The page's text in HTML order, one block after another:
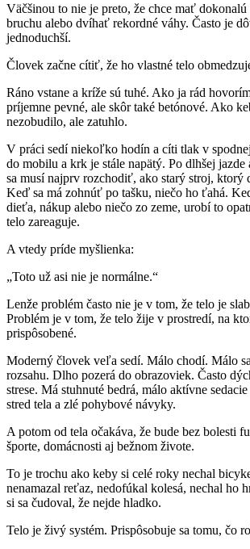
Väčšinou to nie je preto, že chce mať
bruchu alebo dvíhať rekordné váhy. Často je
jednoduchší.
Človek začne cítiť, že ho vlastné telo
Ráno vstane a kríže sú tuhé. Ako ja rád
príjemne pevné, ale skôr také betónové. Ako
nezobudilo, ale zatuhlo.
V práci sedí niekoľko hodín a cíti tlak v
do mobilu a krk je stále napätý. Po dlhšej jazde
sa musí najprv rozchodiť, ako starý stroj, ktorý
Keď sa má zohnúť po tašku, niečo ho ťahá.
dieťa, nákup alebo niečo zo zeme, urobí to
telo zareaguje.
A vtedy príde myšlienka:
„Toto už asi nie je normálne.“
Lenže problém často nie je v tom, že telo je
Problém je v tom, že telo žije v prostredí, na
prispôsobené.
Moderný človek veľa sedí. Málo chodí. Málo
rozsahu. Dlho pozerá do obrazoviek. Často
strese. Má stuhnuté bedrá, málo aktívne
stred tela a zlé pohybové návyky.
A potom od tela očakáva, že bude bez bolesti
športe, domácnosti aj bežnom živote.
To je trochu ako keby si celé roky nechal
nenamazal reťaz, nedofúkal kolesá, nechal ho
si sa čudoval, že nejde hladko.
Telo je živý systém. Prispôsobuje sa tomu, čo